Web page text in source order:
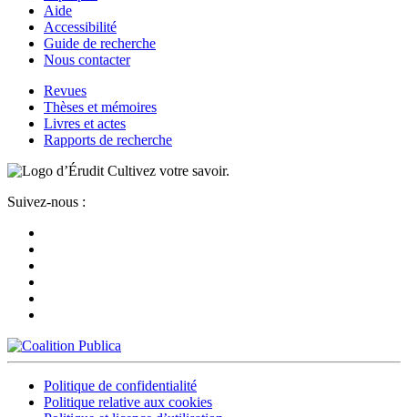
Aide
Accessibilité
Guide de recherche
Nous contacter
Revues
Thèses et mémoires
Livres et actes
Rapports de recherche
Cultivez votre savoir.
Suivez-nous :
Politique de confidentialité
Politique relative aux cookies